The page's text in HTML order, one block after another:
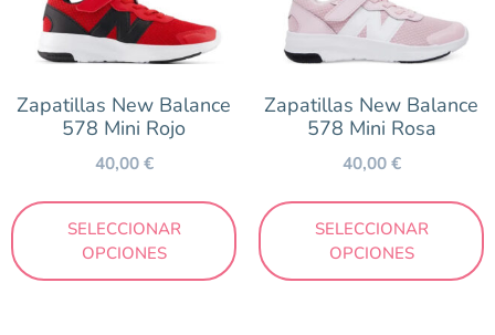
Zapatillas New Balance
578 Mini Rojo
40,00€
SELECCIONAR
OPCIONES
Zapatillas New Balance
578 Mini Rosa
40,00€
SELECCIONAR
OPCIONES